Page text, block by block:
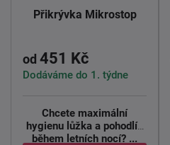
Přikrývka Mikrostop
od 451 Kč
Dodáváme do 1. týdne
Chcete maximální
hygienu lůžka a pohodlí i
během letních nocí? ...